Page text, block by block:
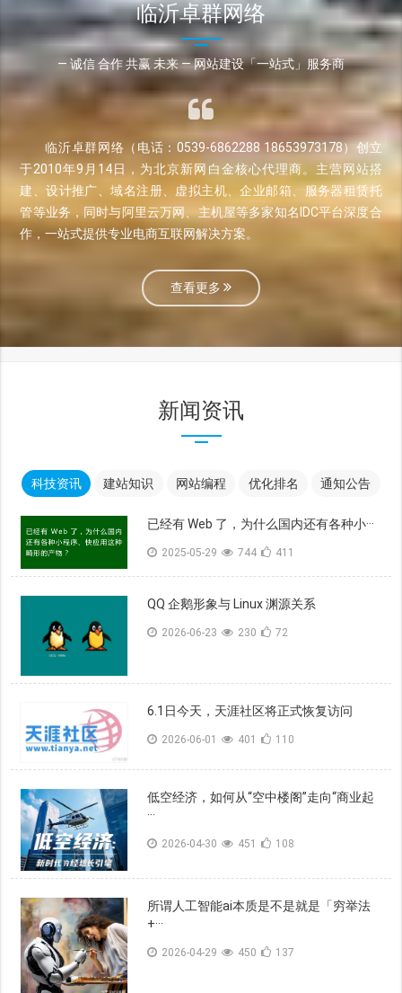
临沂卓群网络
— 诚信 合作 共赢 未来 — 网站建设「一站式」服务商
临沂卓群网络（电话：0539-6862288 18653973178）创立
于2010年9月14日，为北京新网白金核心代理商。主营网站搭
建、设计推广、域名注册、虚拟主机、企业邮箱、服务器租赁托
管等业务，同时与阿里云万网、主机屋等多家知名IDC平台深度合
作，一站式提供专业电商互联网解决方案。
查看更多
新闻资讯
科技资讯 建站知识 网站编程 优化排名 通知公告
已经有 Web 了，为什么国内还有各种小···
2025-05-29 744 411
QQ 企鹅形象与 Linux 渊源关系
2026-06-23 230 72
6.1日今天，天涯社区将正式恢复访问
2026-06-01 401 110
低空经济，如何从“空中楼阁”走向“商业起
···
2026-04-30 451 108
所谓人工智能ai本质是不是就是「穷举法
+···
2026-04-29 450 137